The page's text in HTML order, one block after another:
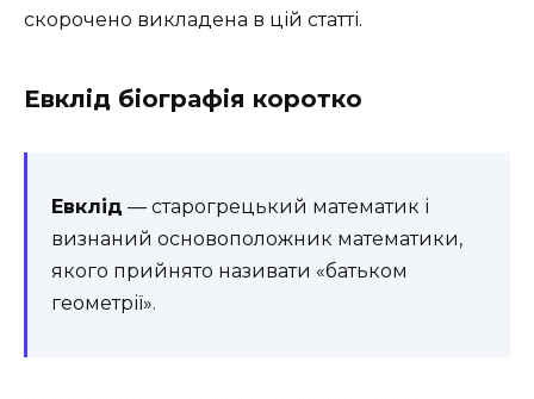
скорочено викладена в цій статті.
Евклід біографія коротко
Евклід — старогрецький математик і
визнаний основоположник математики,
якого прийнято називати «батьком
геометрії».